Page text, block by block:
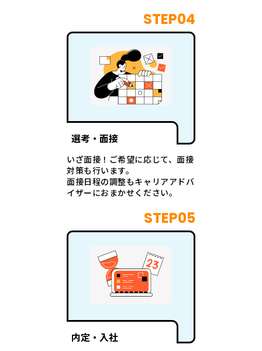
STEP04
選考・面接
いざ面接！ご希望に応じて、面接
対策も行います。
面接日程の調整もキャリアアドバ
イザーにおまかせください。
STEP05
内定・入社